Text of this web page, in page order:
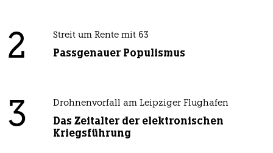
2 Streit um Rente mit 63
Passgenauer Populismus
3 Drohnenvorfall am Leipziger Flughafen
Das Zeitalter der elektronischen
Kriegsführung